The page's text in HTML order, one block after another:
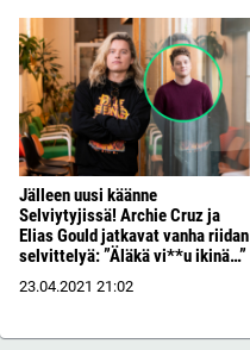
Jälleen uusi käänne
Selviytyjissä! Archie Cruz ja
Elias Gould jatkavat vanha riidan
selvittelyä: ”Äläkä vi**u ikinä…”
23.04.2021 21:02